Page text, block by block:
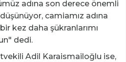
adına son derece önemli
camiamız adına
kez daha şükranlarımı
dedi.
Adil Karaismailoğlu ise,